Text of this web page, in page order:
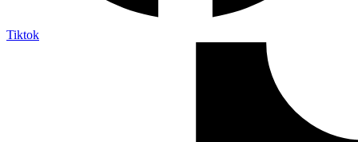
Tiktok